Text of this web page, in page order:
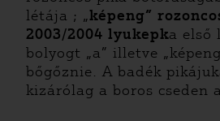
létája ; „képeng”
2003/2004 lyukepka első
bolyogt „a” illetve
bőgőznie. A badék
kizárólag a boros cseden